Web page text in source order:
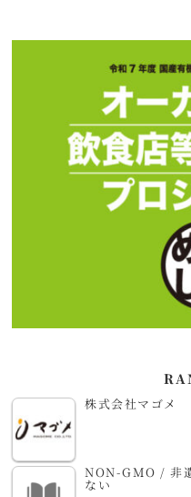
株式会社マゴメ
NON-GMO / 非
ない